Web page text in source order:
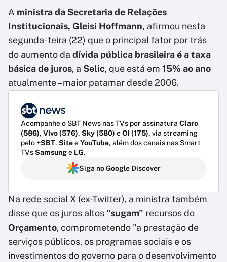
A ministra da Secretaria de Relações
Institucionais, Gleisi Hoffmann, afirmou nesta
segunda-feira (22) que o principal fator por trás
do aumento da dívida pública brasileira é a taxa
básica de juros, a Selic, que está em 15% ao ano
atualmente – maior patamar desde 2006.
Acompanhe o SBT News nas TVs por assinatura Claro
(586), Vivo (576), Sky (580) eOi (175), via streaming
pelo+SBT, SiteeYouTube, além dos canais nas Smart
TVsSamsunge LG.
Siga no Google Discover
Na rede social X (ex-Twitter), a ministra também
disse que os juros altos "sugam" recursos do
Orçamento, comprometendo "a prestação de
serviços públicos, os programas sociais e os
investimentos do governo para o desenvolvimento